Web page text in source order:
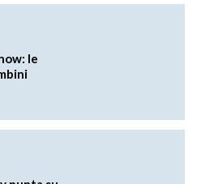
le